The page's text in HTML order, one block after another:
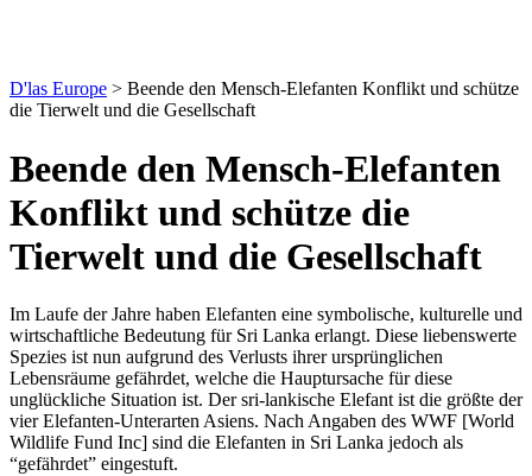
D'las Europe > Beende den Mensch-Elefanten Konflikt und schütze
die Tierwelt und die Gesellschaft
Beende den Mensch-Elefanten
Konflikt und schütze die
Tierwelt und die Gesellschaft
Im Laufe der Jahre haben Elefanten eine symbolische, kulturelle und
wirtschaftliche Bedeutung für Sri Lanka erlangt. Diese liebenswerte
Spezies ist nun aufgrund des Verlusts ihrer ursprünglichen
Lebensräume gefährdet, welche die Hauptursache für diese
unglückliche Situation ist. Der sri-lankische Elefant ist die größte der
vier Elefanten-Unterarten Asiens. Nach Angaben des WWF [World
Wildlife Fund Inc] sind die Elefanten in Sri Lanka jedoch als
“gefährdet” eingestuft.